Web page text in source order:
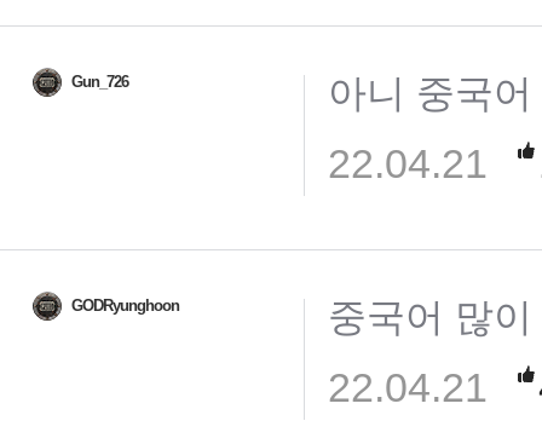
Gun_726 아니 중국
22.04.21
GODRyunghoon 중국어 많
22.04.21